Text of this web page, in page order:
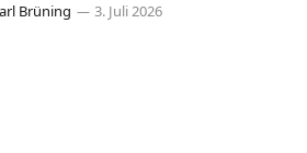
Brüning 3. Juli 2026